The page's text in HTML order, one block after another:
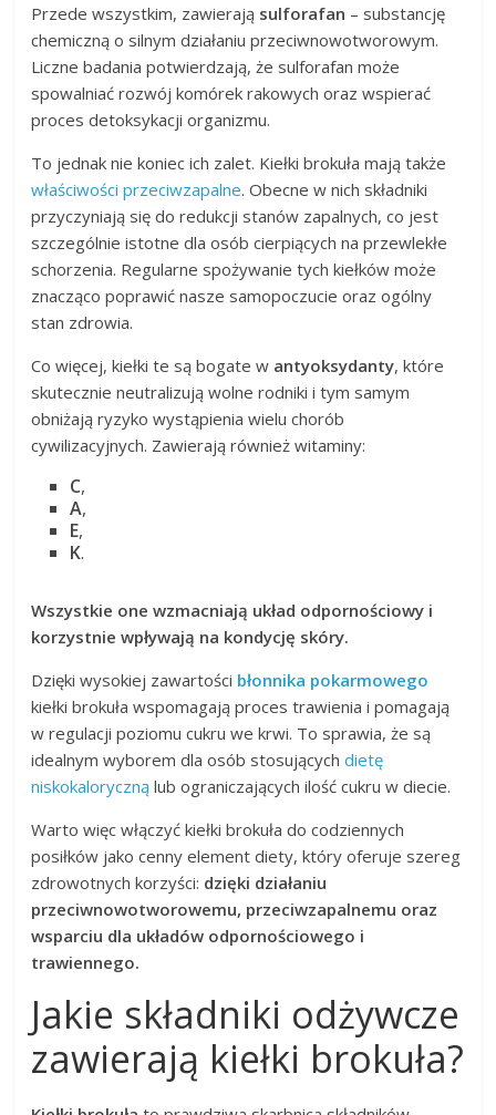
Przede wszystkim, zawierają sulforafan – substancję
chemiczną o silnym działaniu przeciwnowotworowym.
Liczne badania potwierdzają, że sulforafan może
spowalniać rozwój komórek rakowych oraz wspierać
proces detoksykacji organizmu.
To jednak nie koniec ich zalet. Kiełki brokuła mają także
właściwości przeciwzapalne. Obecne w nich składniki
przyczyniają się do redukcji stanów zapalnych, co jest
szczególnie istotne dla osób cierpiących na przewlekłe
schorzenia. Regularne spożywanie tych kiełków może
znacząco poprawić nasze samopoczucie oraz ogólny
stan zdrowia.
Co więcej, kiełki te są bogate w antyoksydanty, które
skutecznie neutralizują wolne rodniki i tym samym
obniżają ryzyko wystąpienia wielu chorób
cywilizacyjnych. Zawierają również witaminy:
C,
A,
E,
K.
Wszystkie one wzmacniają układ odpornościowy i
korzystnie wpływają na kondycję skóry.
Dzięki wysokiej zawartości błonnika pokarmowego
kiełki brokuła wspomagają proces trawienia i pomagają
w regulacji poziomu cukru we krwi. To sprawia, że są
idealnym wyborem dla osób stosującychdietę
niskokaloryczną lub ograniczających ilość cukru w diecie.
Warto więc włączyć kiełki brokuła do codziennych
posiłków jako cenny element diety, który oferuje szereg
zdrowotnych korzyści: dzięki działaniu
przeciwnowotworowemu, przeciwzapalnemu oraz
wsparciu dla układów odpornościowego i
trawiennego.
Jakie składniki odżywcze
zawierają kiełki brokuła?